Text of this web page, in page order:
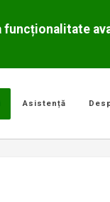
funcționalitate
Asistență